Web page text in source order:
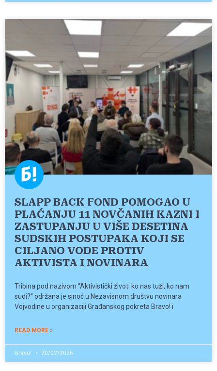
SLAPP BACK FOND POMOGAO U
PLAĆANJU 11 NOVČANIH KAZNI I
ZASTUPANJU U VIŠE DESETINA
SUDSKIH POSTUPAKA KOJI SE
CILJANO VODE PROTIV
AKTIVISTA I NOVINARA
Tribina pod nazivom “Aktivistički život: ko nas tuži, ko nam
sudi?” održana je sinoć u Nezavisnom društvu novinara
Vojvodine u organizaciji Građanskog pokreta Bravo! i
READ MORE »
Bravo! 20/02/2026